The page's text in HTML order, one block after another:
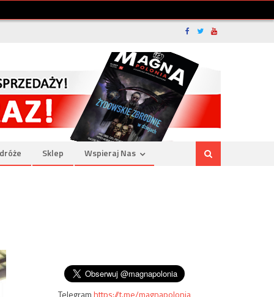
Sklep Wspieraj Nas
Telegramhttps://t.me/magnapolonia